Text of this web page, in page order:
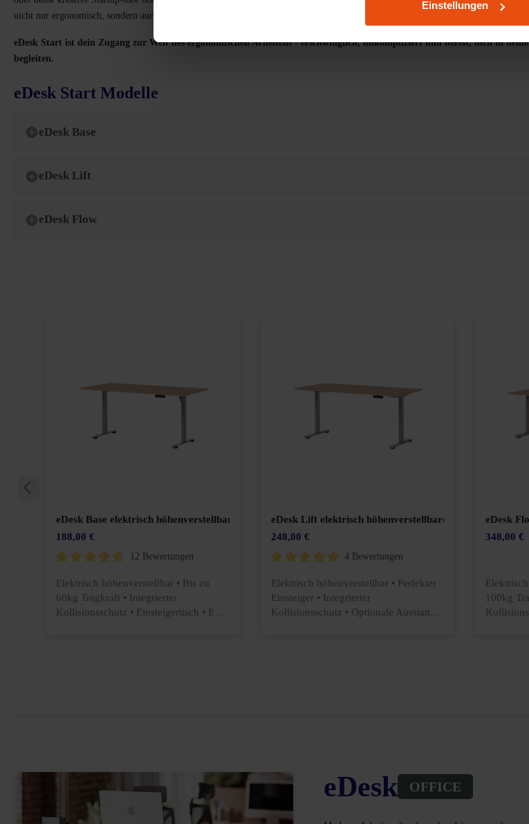
Einstellungen
nicht nur ergonomisch, sondern auch ein Teil deines Lifestyles.
eDesk Start ist dein Zugang zur Welt des ergonomischen Arbeitens - erschwinglich, unkompliziert und bereit, dich in
begleiten.
eDesk Start Modelle
eDesk Base
eDesk Lift
eDesk Flow
eDesk Base elektrisch höhenverstellbarer Schreibtisch
Elektrisch höhenverstellbar • Bis zu
60kg Tragkraft • Integrierter
Kollisionsschutz • Einsteigertisch • E ...
12 Bewertungen
188,00 €
eDesk Lift elektrisch höhenverstellbarer Schreibtisch
Elektrisch höhenverstellbar • Perfekter
Einsteiger • Integrierter
Kollisionsschutz • Optionale Ausstattun
4 Bewertungen
248,00 €
eDesk
100kg
348,00 €
eDesk OFFICE